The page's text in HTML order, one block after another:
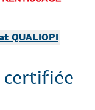
QUALIOPI
certifiée